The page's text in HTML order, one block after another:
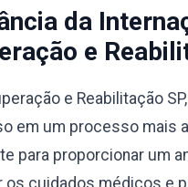
da
e
e Reabilitação
em um processo mais
para proporcionar um
os cuidados médicos e